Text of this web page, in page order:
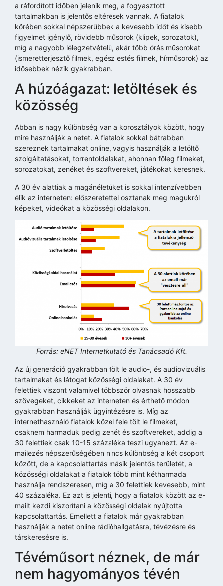
a ráfordított időben jelenik meg, a fogyasztott
tartalmakban is jelentős eltérések vannak. A fiatalok
körében sokkal népszerűbbek a kevesebb időt és kisebb
figyelmet igénylő, rövidebb műsorok (klipek, sorozatok),
míg a nagyobb lélegzetvételű, akár több órás műsorokat
(ismeretterjesztő filmek, egész estés filmek, hírműsorok) az
idősebbek nézik gyakrabban.
A húzóágazat: letöltések és
közösség
Abban is nagy különbség van a korosztályok között, hogy
mire használják a netet. A fiatalok sokkal bátrabban
szereznek tartalmakat online, vagyis használják a letöltő
szolgáltatásokat, torrentoldalakat, ahonnan főleg filmeket,
sorozatokat, zenéket és szoftvereket, játékokat keresnek.
A 30 év alattiak a magánéletüket is sokkal intenzívebben
élik az interneten: előszeretettel osztanak meg magukról
képeket, videókat a közösségi oldalakon.
Forrás: eNET Internetkutató és Tanácsadó Kft.
Az új generáció gyakrabban tölt le audio-, és audiovizuális
tartalmakat és látogat közösségi oldalakat. A 30 év
felettiek viszont valamivel többször olvasnak hosszabb
szövegeket, cikkeket az interneten és érthető módon
gyakrabban használják ügyintézésre is. Míg az
internethasználó fiatalok közel fele tölt le filmeket,
csaknem harmaduk pedig zenét és szoftvereket, addig a
30 felettiek csak 10-15 százaléka teszi ugyanezt. Az e-
mailezés népszerűségében nincs különbség a két csoport
között, de a kapcsolattartás másik jelentős területét, a
közösségi oldalakat a fiatalok több mint kétharmada
használja rendszeresen, míg a 30 felettiek kevesebb, mint
40 százaléka. Ez azt is jelenti, hogy a fiatalok között az e-
mailt kezdi kiszorítani a közösségi oldalak nyújtotta
kapcsolattartás. Emellett a fiatalok már gyakrabban
használják a netet online rádióhallgatásra, tévézésre és
társkeresésre is.
Tévéműsort néznek, de már
nem hagyományos tévén